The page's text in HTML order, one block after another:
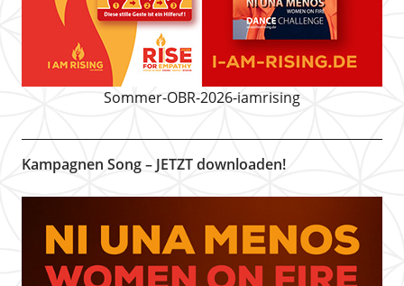
Sommer-OBR-2026-iamrising
Kampagnen Song – JETZT downloaden!